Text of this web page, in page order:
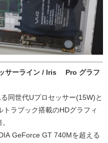
サーライン / Iris™ Pro グラフ
同世代Uプロセッサー(15W)と
トラブック搭載のHDグラフィ
GeForce GT 740Mを超える